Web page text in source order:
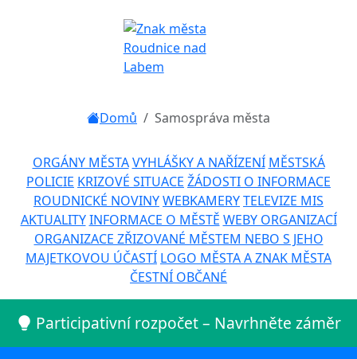
Domů Samospráva města
ORGÁNY MĚSTA VYHLÁŠKY A NAŘÍZENÍ MĚSTSKÁ
POLICIE KRIZOVÉ SITUACE ŽÁDOSTI O INFORMACE
ROUDNICKÉ NOVINYWEBKAMERYTELEVIZE MIS
AKTUALITY INFORMACE O MĚSTĚ WEBY ORGANIZACÍ
ORGANIZACE ZŘIZOVANÉ MĚSTEM NEBO S JEHO
MAJETKOVOU ÚČASTÍ LOGO MĚSTA A ZNAK MĚSTA
ČESTNÍ OBČANÉ
Participativní rozpočet – Navrhněte záměr